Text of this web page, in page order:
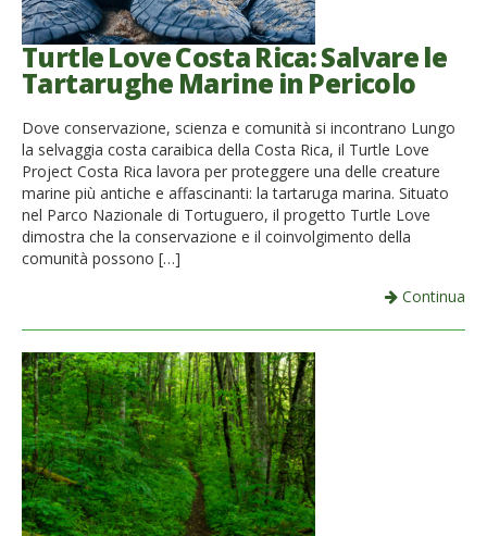
Turtle Love Costa Rica: Salvare le
Tartarughe Marine in Pericolo
Dove conservazione, scienza e comunità si incontrano Lungo
la selvaggia costa caraibica della Costa Rica, il Turtle Love
Project Costa Rica lavora per proteggere una delle creature
marine più antiche e affascinanti: la tartaruga marina. Situato
nel Parco Nazionale di Tortuguero, il progetto Turtle Love
dimostra che la conservazione e il coinvolgimento della
comunità possono […]
Continua